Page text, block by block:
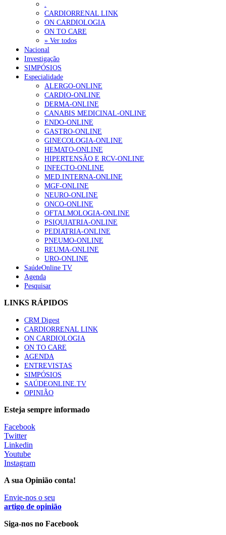
Sindicato critica exclusão dos técnicos na criação de novo curso
de emergência pré-hospitalar
Plataforma criada por estudantes apoia famílias após diagnóstico
de demência
NOTÍCIAS MAIS LIDAS
Enfermagem Forense. “Da urgência ao tribunal, cada
gesto conta e cada profissional faz a diferença”
202 visualizações
Alguns milhares de utentes podem ficar sem médico de
família com nova regras do registo, alerta associação
175 visualizações
Quase quatro em cada dez doentes com enfarte
apresentavam níveis elevados de Lp(a), revela estudo
86 visualizações
“Os programas de rastreio do cancro do pulmão são
custo-efetivos e representam um investimento
sustentável para os sistemas de saúde”
Trodelvy aprovado para primeira linha no cancro da
mama triplo negativo metastático em doentes não
elegíveis para inibidores PD-(L)1
61 visualizações
Especialistas defendem mais potássio na alimentação
para ajudar a controlar a hipertensão
MAIS NOTÍCIAS
Sindicato diz que nova carreira de médicos dentistas reforça
estabilidade no SNS
Mais de 400 utentes beneficiaram de comparticipação reforçada
para tratamentos de infertilidade na Madeira
.
CARDIORRENAL LINK
ON CARDIOLOGIA
ON TO CARE
» Ver todos
Nacional
Investigação
SIMPÓSIOS
Especialidade
ALERGO-ONLINE
CARDIO-ONLINE
DERMA-ONLINE
CANABIS MEDICINAL-ONLINE
ENDO-ONLINE
GASTRO-ONLINE
GINECOLOGIA-ONLINE
HEMATO-ONLINE
HIPERTENSÃO E RCV-ONLINE
INFECTO-ONLINE
MED.INTERNA-ONLINE
MGF-ONLINE
NEURO-ONLINE
ONCO-ONLINE
OFTALMOLOGIA-ONLINE
PSIQUIATRIA-ONLINE
PEDIATRIA-ONLINE
PNEUMO-ONLINE
REUMA-ONLINE
URO-ONLINE
SaúdeOnline TV
Agenda
Pesquisar
LINKS RÁPIDOS
CRM Digest
CARDIORRENAL LINK
ON CARDIOLOGIA
ON TO CARE
AGENDA
ENTREVISTAS
SIMPÓSIOS
SAÚDEONLINE.TV
OPINIÃO
Esteja sempre informado
Facebook
Twitter
Linkedin
Youtube
Instagram
A sua Opinião conta!
Envie-nos o seu
artigo de opinião
Siga-nos no Facebook